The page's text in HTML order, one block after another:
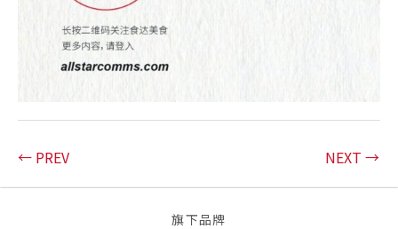
← PREV NEXT →
旗下品牌